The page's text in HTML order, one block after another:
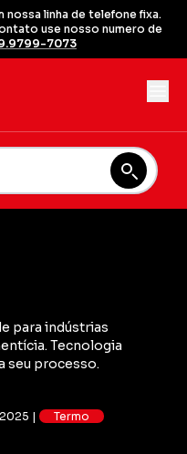
nossa linha de telefone fixa.
use nosso numero de
9.9799-7073
para indústrias
Tecnologia
seu processo.
| Termo